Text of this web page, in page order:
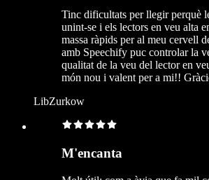
Tinc dificultats per llegir perquè
unint-se i els lectors en veu alta
massa ràpids per al meu cervell
amb Speechify puc controlar la
qualitat de la veu del lector en
món nou i valent per a mi!!
LibZurkow
M'encanta